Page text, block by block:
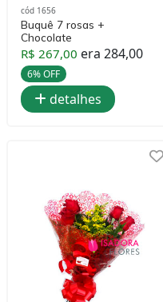
cód 1656
Buquê 7 rosas +
Chocolate
R$ 267,00 era 284,00
6% OFF
detalhes